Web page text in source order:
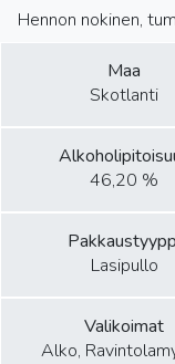
Hennon nokinen,
Maa
Skotlanti
46,20 %
Lasipullo
Valikoimat
Alko,